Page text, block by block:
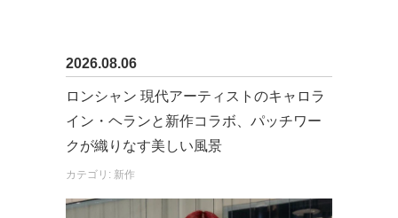
2026.08.06
ロンシャン 現代アーティストのキャロラ
イン・ヘランと新作コラボ、パッチワー
クが織りなす美しい風景
カテゴリ: 新作